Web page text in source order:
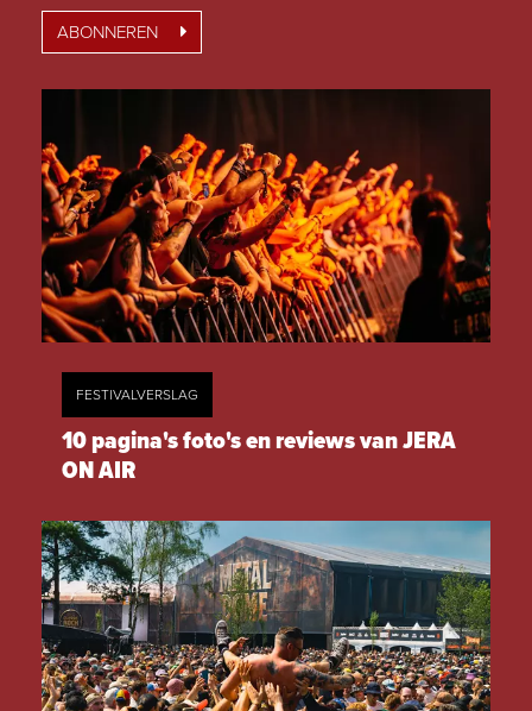
ABONNEREN
FESTIVALVERSLAG
10 pagina's foto's en reviews van JERA
ON AIR